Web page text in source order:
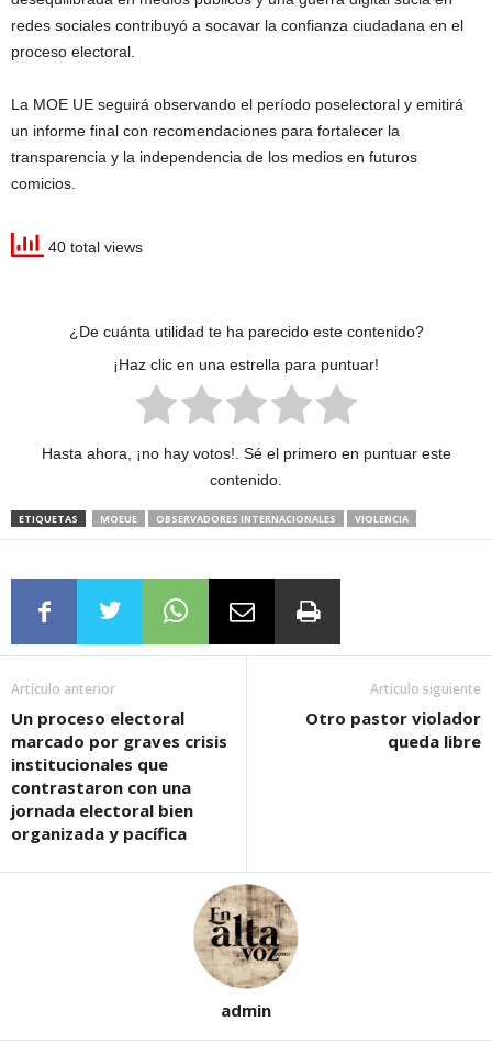
redes sociales contribuyó a socavar la confianza ciudadana en el
proceso electoral.
La MOE UE seguirá observando el período poselectoral y emitirá
un informe final con recomendaciones para fortalecer la
transparencia y la independencia de los medios en futuros
comicios.
40 total views
¿De cuánta utilidad te ha parecido este contenido?
¡Haz clic en una estrella para puntuar!
Hasta ahora, ¡no hay votos!. Sé el primero en puntuar este
contenido.
ETIQUETAS MOEUE OBSERVADORES INTERNACIONALES VIOLENCIA
Artículo anterior
Un proceso electoral
marcado por graves crisis
institucionales que
contrastaron con una
jornada electoral bien
organizada y pacífica
Artículo siguiente
Otro pastor violador
queda libre
admin